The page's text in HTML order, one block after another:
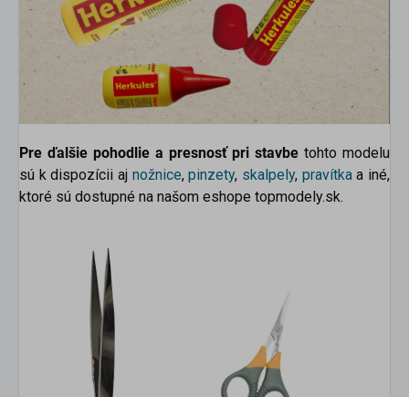
Pre ďalšie pohodlie a presnosť pri stavbe tohto modelu
sú k dispozícii aj nožnice,pinzety, skalpely, pravítkaa iné,
ktoré sú dostupné na našom eshope topmodely.sk.